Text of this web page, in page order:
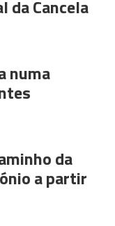
da Cancela
numa
da
a partir